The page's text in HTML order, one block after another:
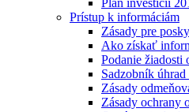
Plán investícií
Prístup k informáciám
Zásady pre
Ako získať
Podanie žiadosti
Sadzobník
Zásady
Zásady ochrany